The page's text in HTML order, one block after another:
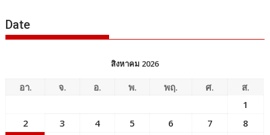
Date
สิงหาคม 2026
อา. จ. อ. พ. พฤ. ศ.
ส.
1
2
3 4 5 6 7
8